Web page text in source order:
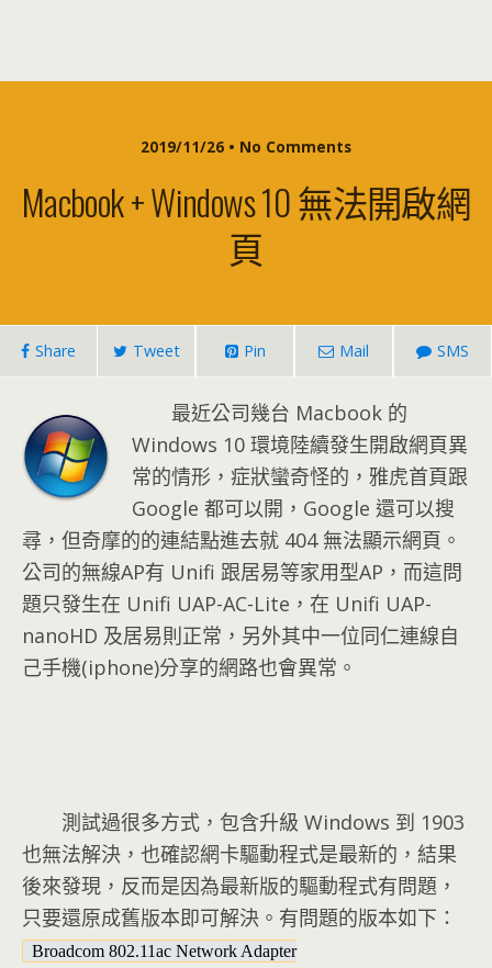
2019/11/26 • No Comments
Macbook + Windows 10 無法開啟網
頁
Share Tweet Pin Mail SMS
最近公司幾台 Macbook 的
Windows 10 環境陸續發生開啟網頁異
常的情形，症狀蠻奇怪的，雅虎首頁跟
Google 都可以開，Google 還可以搜
尋，但奇摩的的連結點進去就 404 無法顯示網頁。
公司的無線AP有 Unifi 跟居易等家用型AP，而這問
題只發生在 Unifi UAP-AC-Lite，在 Unifi UAP-
nanoHD 及居易則正常，另外其中一位同仁連線自
己手機(iphone)分享的網路也會異常。
測試過很多方式，包含升級 Windows 到 1903
也無法解決，也確認網卡驅動程式是最新的，結果
後來發現，反而是因為最新版的驅動程式有問題，
只要還原成舊版本即可解決。有問題的版本如下：
Broadcom 802.11ac Network Adapter